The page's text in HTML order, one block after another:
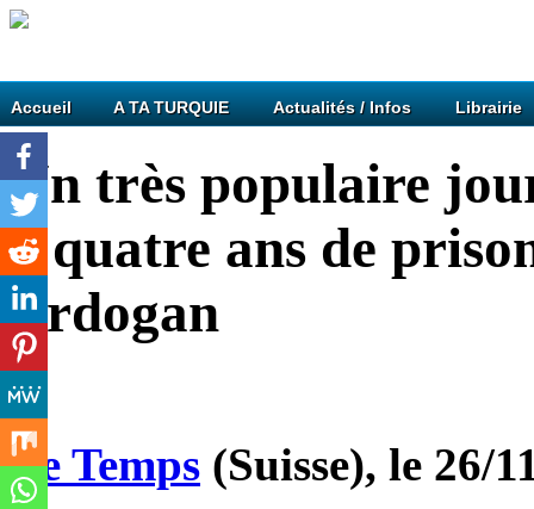
Accueil A TA TURQUIE Actualités / Infos Librairie
Un très populaire
à quatre ans de
Erdogan
Le Temps (Suisse), le 26/